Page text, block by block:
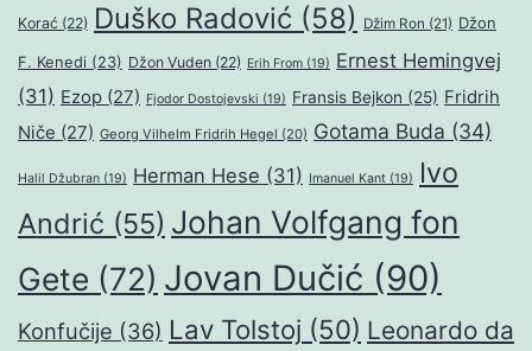
Korać (22) Duško Radović (58) Džim Ron (21) Džon
F. Kenedi (23) Džon Vuden (22) Erih From (19) Ernest Hemingvej
(31) Ezop (27) Fjodor Dostojevski (19) Fransis Bejkon (25) Fridrih
Niče (27) Georg Vilhelm Fridrih Hegel (20) Gotama Buda (34)
Halil Džubran (19) Herman Hese (31) Imanuel Kant (19)
Ivo
Andrić (55) Johan Volfgang fon
Gete (72) Jovan Dučić (90)
Konfučije (36) Lav Tolstoj (50) Leonardo da